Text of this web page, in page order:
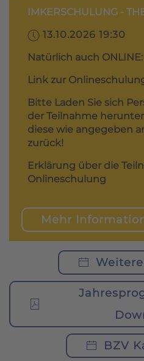
IMKERSCHULUNG -
13.10.2026 19:30
Natürlich auch ONLINE:
Link zur
Bitte Laden Sie sich
der Teilnahme
diese wie angegeben
zurück!
Erklärung über die
Onlineschulung
Mehr
BZV